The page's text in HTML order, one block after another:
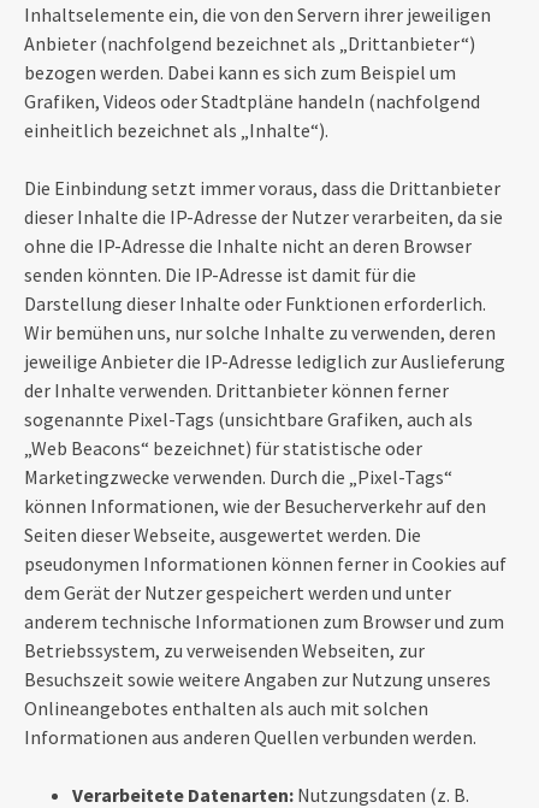
Inhaltselemente ein, die von den Servern ihrer jeweiligen
Anbieter (nachfolgend bezeichnet als „Drittanbieter“)
bezogen werden. Dabei kann es sich zum Beispiel um
Grafiken, Videos oder Stadtpläne handeln (nachfolgend
einheitlich bezeichnet als „Inhalte“).
Die Einbindung setzt immer voraus, dass die Drittanbieter
dieser Inhalte die IP-Adresse der Nutzer verarbeiten, da sie
ohne die IP-Adresse die Inhalte nicht an deren Browser
senden könnten. Die IP-Adresse ist damit für die
Darstellung dieser Inhalte oder Funktionen erforderlich.
Wir bemühen uns, nur solche Inhalte zu verwenden, deren
jeweilige Anbieter die IP-Adresse lediglich zur Auslieferung
der Inhalte verwenden. Drittanbieter können ferner
sogenannte Pixel-Tags (unsichtbare Grafiken, auch als
„Web Beacons“ bezeichnet) für statistische oder
Marketingzwecke verwenden. Durch die „Pixel-Tags“
können Informationen, wie der Besucherverkehr auf den
Seiten dieser Webseite, ausgewertet werden. Die
pseudonymen Informationen können ferner in Cookies auf
dem Gerät der Nutzer gespeichert werden und unter
anderem technische Informationen zum Browser und zum
Betriebssystem, zu verweisenden Webseiten, zur
Besuchszeit sowie weitere Angaben zur Nutzung unseres
Onlineangebotes enthalten als auch mit solchen
Informationen aus anderen Quellen verbunden werden.
Verarbeitete Datenarten: Nutzungsdaten (z. B.